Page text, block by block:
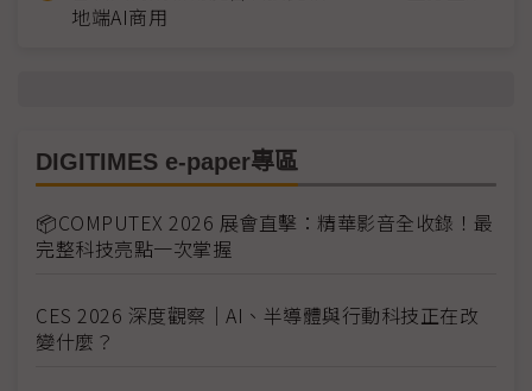
地端AI商用
DIGITIMES e-paper專區
📦COMPUTEX 2026 展會直擊：精華影音全收錄！最
完整科技亮點一次掌握
CES 2026 深度觀察｜AI、半導體與行動科技正在改
變什麼？